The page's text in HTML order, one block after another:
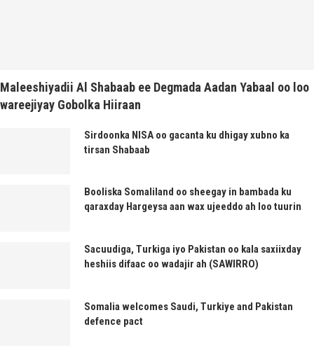
Maleeshiyadii Al Shabaab ee Degmada Aadan Yabaal oo loo
wareejiyay Gobolka Hiiraan
Sirdoonka NISA oo gacanta ku dhigay xubno ka
tirsan Shabaab
Booliska Somaliland oo sheegay in bambada ku
qaraxday Hargeysa aan wax ujeeddo ah loo tuurin
Sacuudiga, Turkiga iyo Pakistan oo kala saxiixday
heshiis difaac oo wadajir ah (SAWIRRO)
Somalia welcomes Saudi, Turkiye and Pakistan
defence pact